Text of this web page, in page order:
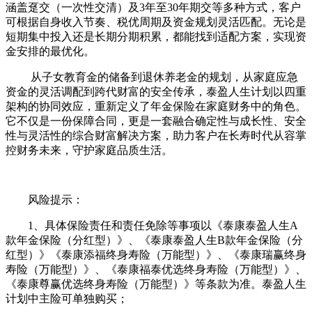
涵盖趸交（一次性交清）及3年至30年期交等多种方式，客户
可根据自身收入节奏、税优周期及资金规划灵活匹配。无论是
短期集中投入还是长期分期积累，都能找到适配方案，实现资
金安排的最优化。
从子女教育金的储备到退休养老金的规划，从家庭应急
资金的灵活调配到跨代财富的安全传承，泰盈人生计划以四重
架构的协同效应，重新定义了年金保险在家庭财务中的角色。
它不仅是一份保障合同，更是一套融合确定性与成长性、安全
性与灵活性的综合财富解决方案，助力客户在长寿时代从容掌
控财务未来，守护家庭品质生活。
风险提示：
1、具体保险责任和责任免除等事项以《泰康泰盈人生A
款年金保险（分红型）》、《泰康泰盈人生B款年金保险（分
红型）》《泰康添福终身寿险（万能型）》、《泰康瑞赢终身
寿险（万能型）》、《泰康福泰优选终身寿险（万能型）》、
《泰康尊赢优选终身寿险（万能型）》等条款为准。泰盈人生
计划中主险可单独购买；